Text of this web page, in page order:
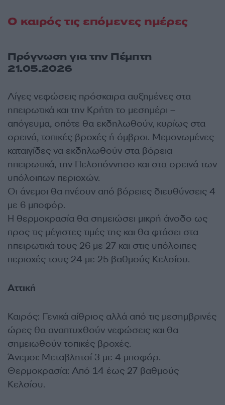
Ο καιρός τις επόμενες ημέρες
Πρόγνωση για την Πέμπτη
21.05.2026
Λίγες νεφώσεις πρόσκαιρα αυξημένες στα
ηπειρωτικά και την Κρήτη το μεσημέρι –
απόγευμα, οπότε θα εκδηλωθούν, κυρίως στα
ορεινά, τοπικές βροχές ή όμβροι. Μεμονωμένες
καταιγίδες να εκδηλωθούν στα βόρεια
ηπειρωτικά, την Πελοπόννησο και στα ορεινά των
υπόλοιπων περιοχών.
Οι άνεμοι θα πνέουν από βόρειες διευθύνσεις 4
με 6 μποφόρ.
Η θερμοκρασία θα σημειώσει μικρή άνοδο ως
προς τις μέγιστες τιμές της και θα φτάσει στα
ηπειρωτικά τους 26 με 27 και στις υπόλοιπες
περιοχές τους 24 με 25 βαθμούς Κελσίου.
Αττική
Καιρός: Γενικά αίθριος αλλά από τις μεσημβρινές
ώρες θα αναπτυχθούν νεφώσεις και θα
σημειωθούν τοπικές βροχές.
Άνεμοι: Μεταβλητοί 3 με 4 μποφόρ.
Θερμοκρασία: Από 14 έως 27 βαθμούς
Κελσίου.